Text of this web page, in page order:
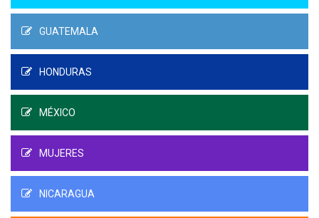
GUATEMALA
HONDURAS
MÉXICO
MUJERES
NICARAGUA